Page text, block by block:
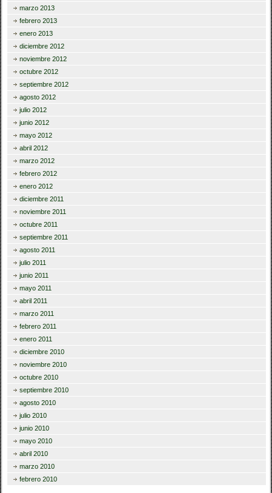
marzo 2013
febrero 2013
enero 2013
diciembre 2012
noviembre 2012
octubre 2012
septiembre 2012
agosto 2012
julio 2012
junio 2012
mayo 2012
abril 2012
marzo 2012
febrero 2012
enero 2012
diciembre 2011
noviembre 2011
octubre 2011
septiembre 2011
agosto 2011
julio 2011
junio 2011
mayo 2011
abril 2011
marzo 2011
febrero 2011
enero 2011
diciembre 2010
noviembre 2010
octubre 2010
septiembre 2010
agosto 2010
julio 2010
junio 2010
mayo 2010
abril 2010
marzo 2010
febrero 2010